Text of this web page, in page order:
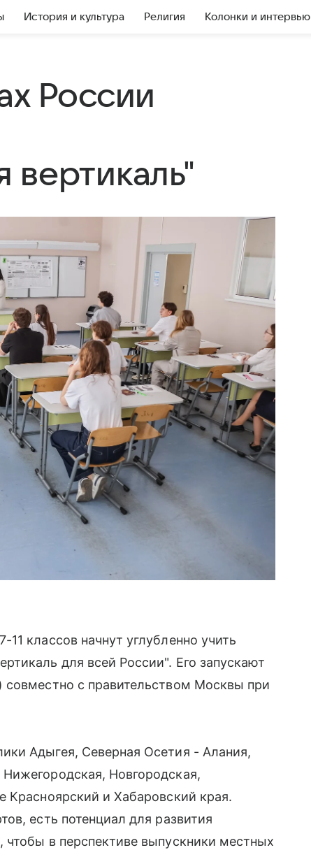
История и культура Религия Колонки и интервью
России
вертикаль"
классов начнут углубленно учить
для всей России". Его запускают
совместно с правительством Москвы при
Адыгея, Северная Осетия - Алания,
Новгородская,
Красноярский и Хабаровский края.
есть потенциал для развития
чтобы в перспективе выпускники местных